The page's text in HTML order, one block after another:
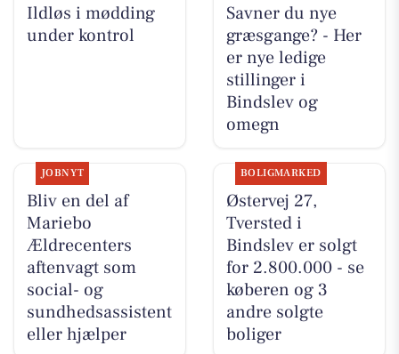
Ildløs i mødding
under kontrol
Savner du nye
græsgange? - Her
er nye ledige
stillinger i
Bindslev og
omegn
JOBNYT
Bliv en del af
Mariebo
Ældrecenters
aftenvagt som
social- og
sundhedsassistent
eller hjælper
BOLIGMARKED
Østervej 27,
Tversted i
Bindslev er solgt
for 2.800.000 - se
køberen og 3
andre solgte
boliger